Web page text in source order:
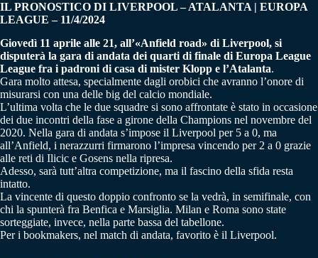
IL PRONOSTICO DI LIVERPOOL – ATALANTA | EUROPA
LEAGUE – 11/4/2024
Giovedì 11 aprile alle 21, all’«Anfield road» di Liverpool, si
disputerà la gara di andata dei quarti di finale di Europa League
League fra i padroni di casa di mister Klopp e l’Atalanta.
Gara molto attesa, specialmente dagli orobici che avranno l’onore di
misurarsi con una delle big del calcio mondiale.
L’ultima volta che le due squadre si sono affrontate è stato in occasione
dei due incontri della fase a girone della Champions nel novembre del
2020. Nella gara di andata s’impose il Liverpool per 5 a 0, ma
all’Anfield, i nerazzurri firmarono l’impresa vincendo per 2 a 0 grazie
alle reti di Ilicic e Gosens nella ripresa.
Adesso, sarà tutt’altra competizione, ma il fascino della sfida resta
intatto.
La vincente di questo doppio confronto se la vedrà, in semifinale, con
chi la spunterà fra Benfica e Marsiglia. Milan e Roma sono state
sorteggiate, invece, nella parte bassa del tabellone.
Per i bookmakers, nel match di andata, favorito è il Liverpool.